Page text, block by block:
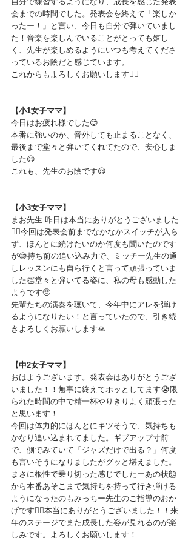
会までの時間でした。発表会を終えて「楽しか
ったー！」と言い、今日も自分で弾いていまし
た！音楽を楽しんでいることがとっても嬉し
く、先生が楽しめるようにいつも考えてくださ
っているお陰だと感じています。
これからもよろしくお願いします🙇‍♀️
【小1女子ママ】
今日はお疲れ様でした😌
本番に強いのか、音外しても止まることなく、
最後まで堂々と弾いてくれてたので、安心しま
した😊
これも、先生のお陰です😌
【小3女子ママ】
まお先生 昨日は本当にありがとうございました
🙇‍♀️今回は発表会前までなかなかスイッチが入ら
ず、ほんとに続けたいのか何度も聞いたのです
が😅持ち前の追い込み力で、ミッチー先生の通
しレッスンにも自ら行くと言って頑張っていま
した👏堂々と弾いてる姿に、私の母も感動した
ようです🥺
先輩たちの演奏を聴いて、今年中にアレを弾け
るようになりたい！と言っていたので、引き続
きよろしくお願いします🙏
【中2女子ママ】
おはようございます。発表会はありがとうござ
いました！！無事に終えてホッとしてます😭限
られた時間の中で精一杯やりきりよく頑張った
と思います！
今回は体力的にほんとにキツそうで、気持ちも
かなり追い込まれてました。ギブアップ寸前
で、側でみていて「ジャズだけで出る？」何度
も言いそうになりましたがグッと堪えました。
まさに根性で乗り切った感じでしたーあの状態
から本番あそこまで気持ちを持って行き弾ける
ようになったのもみっちー先生のご指導のおか
げです🙇‍♀️本当にありがとうございました！！来
年のステージでまた成長した姿が見れるのが楽
しみです。よろしくお願いします！